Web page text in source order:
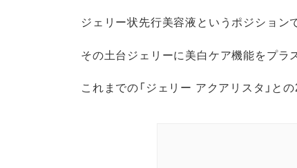
ジェリー状先行美容液というポジション
その土台ジェリーに美白ケア機能をプラ
これまでの「ジェリー アクアリスタ」と